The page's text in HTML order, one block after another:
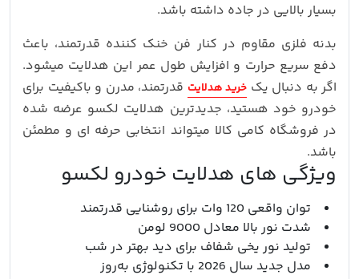
بسیار بالایی در جاده داشته باشد.
بدنه فلزی مقاوم در کنار فن خنک‌ کننده قدرتمند، باعث
دفع سریع حرارت و افزایش طول عمر این هدلایت میشود.
اگر به دنبال یک خرید هدلایت قدرتمند، مدرن و باکیفیت برای
خودرو خود هستید، جدیدترین هدلایت لکسو عرضه شده
در فروشگاه کامی کالا میتواند انتخابی حرفه‌ ای و مطمئن
باشد.
ویژگی‌ های هدلایت خودرو لکسو
توان واقعی 120 وات برای روشنایی قدرتمند
شدت نور بالا معادل 9000 لومن
تولید نور یخی شفاف برای دید بهتر در شب
مدل جدید سال 2026 با تکنولوژی به‌روز